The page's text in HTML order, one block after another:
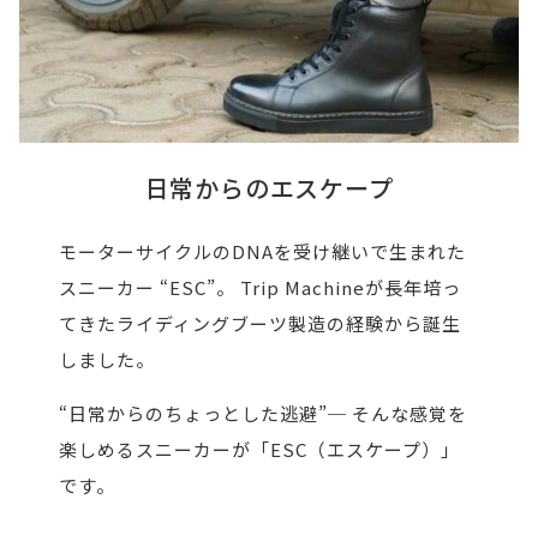
日常からのエスケープ
モーターサイクルのDNAを受け継いで生まれた
スニーカー “ESC”。 Trip Machineが長年培っ
てきたライディングブーツ製造の経験から誕生
しました。
“日常からのちょっとした逃避”─ そんな感覚を
楽しめるスニーカーが「ESC（エスケープ）」
です。